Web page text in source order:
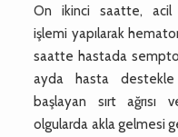
On ikinci saatte, acil
işlemi yapılarak
saatte hastada
ayda hasta
başlayan sırt ağrısı
olgularda akla gelmesi